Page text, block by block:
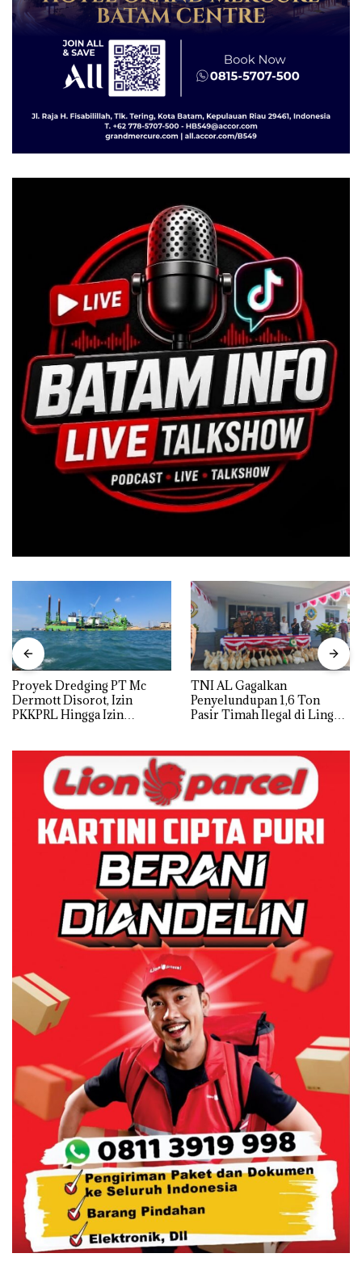
Proyek Dredging PT Mc
Dermott Disorot, Izin
PKKPRL Hingga Izin
TNI AL Gagalkan
Penyelundupan 1,6 Ton
Pasir Timah Ilegal di Lingga,
Diselundupkan ke Malaysia